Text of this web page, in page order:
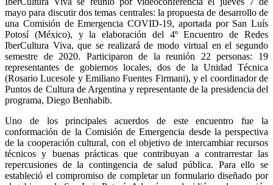
mayo para discutir dos temas centrales: la propuesta de desarrollo de
una Comisión de Emergencia COVID-19, aportada por San Luís
Potosí (México), y la elaboración del 4º Encuentro de Redes
IberCultura Viva, que se realizará de modo virtual en el segundo
semestre de 2020. Participaron de la reunión 22 personas: 19
representantes de gobiernos locales, dos de la Unidad Técnica
(Rosario Lucesole y Emiliano Fuentes Firmani), y el coordinador de
Puntos de Cultura de Argentina y representante de la presidencia del
programa, Diego Benhabib.
Uno de los principales acuerdos de este encuentro fue la
conformación de la Comisión de Emergencia desde la perspectiva
de la cooperación cultural, con el objetivo de intercambiar recursos
técnicos y buenas prácticas que contribuyan a contrarrestar las
repercusiones de la contingencia de salud pública. Para ello se
estableció el compromiso de completar un formulario diseñado por